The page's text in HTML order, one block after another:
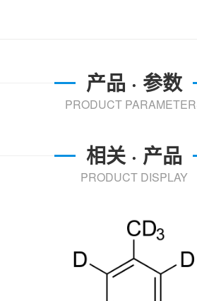
产品 · 参数
PRODUCT
相关 · 产品
PRODUCT DISPLAY